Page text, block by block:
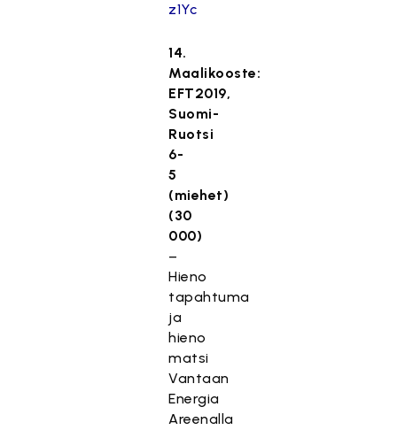
z1Yc
14.
Maalikooste:
EFT2019,
Suomi-
Ruotsi
6-
5
(miehet)
(30
000)
–
Hieno
tapahtuma
ja
hieno
matsi
Vantaan
Energia
Areenalla